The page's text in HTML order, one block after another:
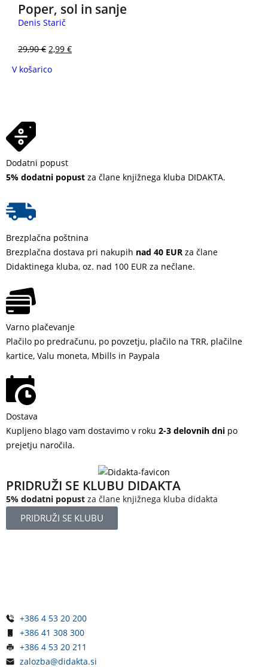
Poper, sol in sanje
Denis Starič
29,90€ 2,99 €
V košarico
Dodatni popust
5% dodatni popust za člane knjižnega kluba DIDAKTA.
Brezplačna poštnina
Brezplačna dostava pri nakupih nad 40 EUR za člane
Didaktinega kluba, oz. nad 100 EUR za nečlane.
Varno plačevanje
Plačilo po predračunu, po povzetju, plačilo na TRR, plačilne
kartice, Valu moneta, Mbills in Paypala
Dostava
Kupljeno blago vam dostavimo v roku 2-3 delovnih dni po
prejetju naročila.
PRIDRUŽI SE KLUBU DIDAKTA
5% dodatni popust za člane knjižnega kluba didakta
PRIDRUŽI SE KLUBU
+386 4 53 20 200
+386 41 308 300
+386 4 53 20 211
zalozba@didakta.si